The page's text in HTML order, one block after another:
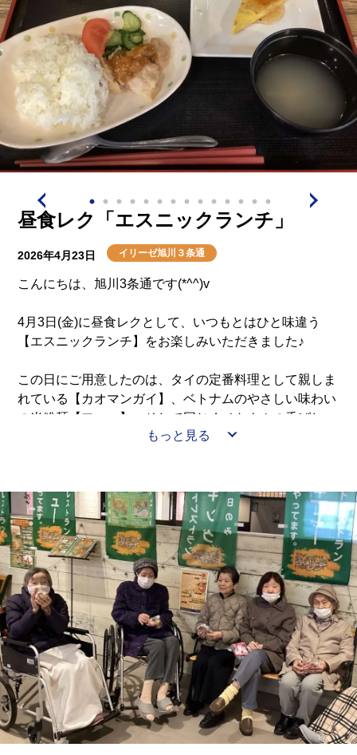
完成したフラワーアレンジメントは、まるでお部屋に春
が訪れたような華やかさで、眺めているだけで心が明る
くなる仕上がりとなりました。
皆さまもご自身の作品を手に取り、嬉しそうに見せ合い
ながら笑顔あふれるひとときを過ごされました。
しました(*´з`)♪
ふんわりとした生地とやさしい甘さに「甘くておいしい
ね♪」と会話も弾み、作品づくりの余韻を楽しみなが
ら、和やかなお茶の時間となりました。
今後も季節を感じながら、楽しんでご参加いただけるレ
昼食レク「エスニックランチ」
2026年4月23日 イリーゼ旭川３条通
こんにちは、旭川3条通です(*^^)v
4月3日(金)に昼食レクとして、いつもとはひと味違う
【エスニックランチ】をお楽しみいただきました♪
この日にご用意したのは、タイの定番料理として親しま
れている【カオマンガイ】、ベトナムのやさしい味わい
の米粉麺【フォー】、そして同じくベトナムの香ばしい
お料理【バインセオ】です。
メニューがこちら ↓↓↓
・カオマンガイ
・フォー
・バインセオ
・プリン
カオマンガイは、鶏の旨味がしみ込んだご飯に、しっと
りやわらかな蒸し鶏を添えた風味豊かな一品です♪
フォーは、つるりとした米粉麺を使ったスープ料理で、
もっと見る